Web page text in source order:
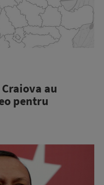
au
pentru